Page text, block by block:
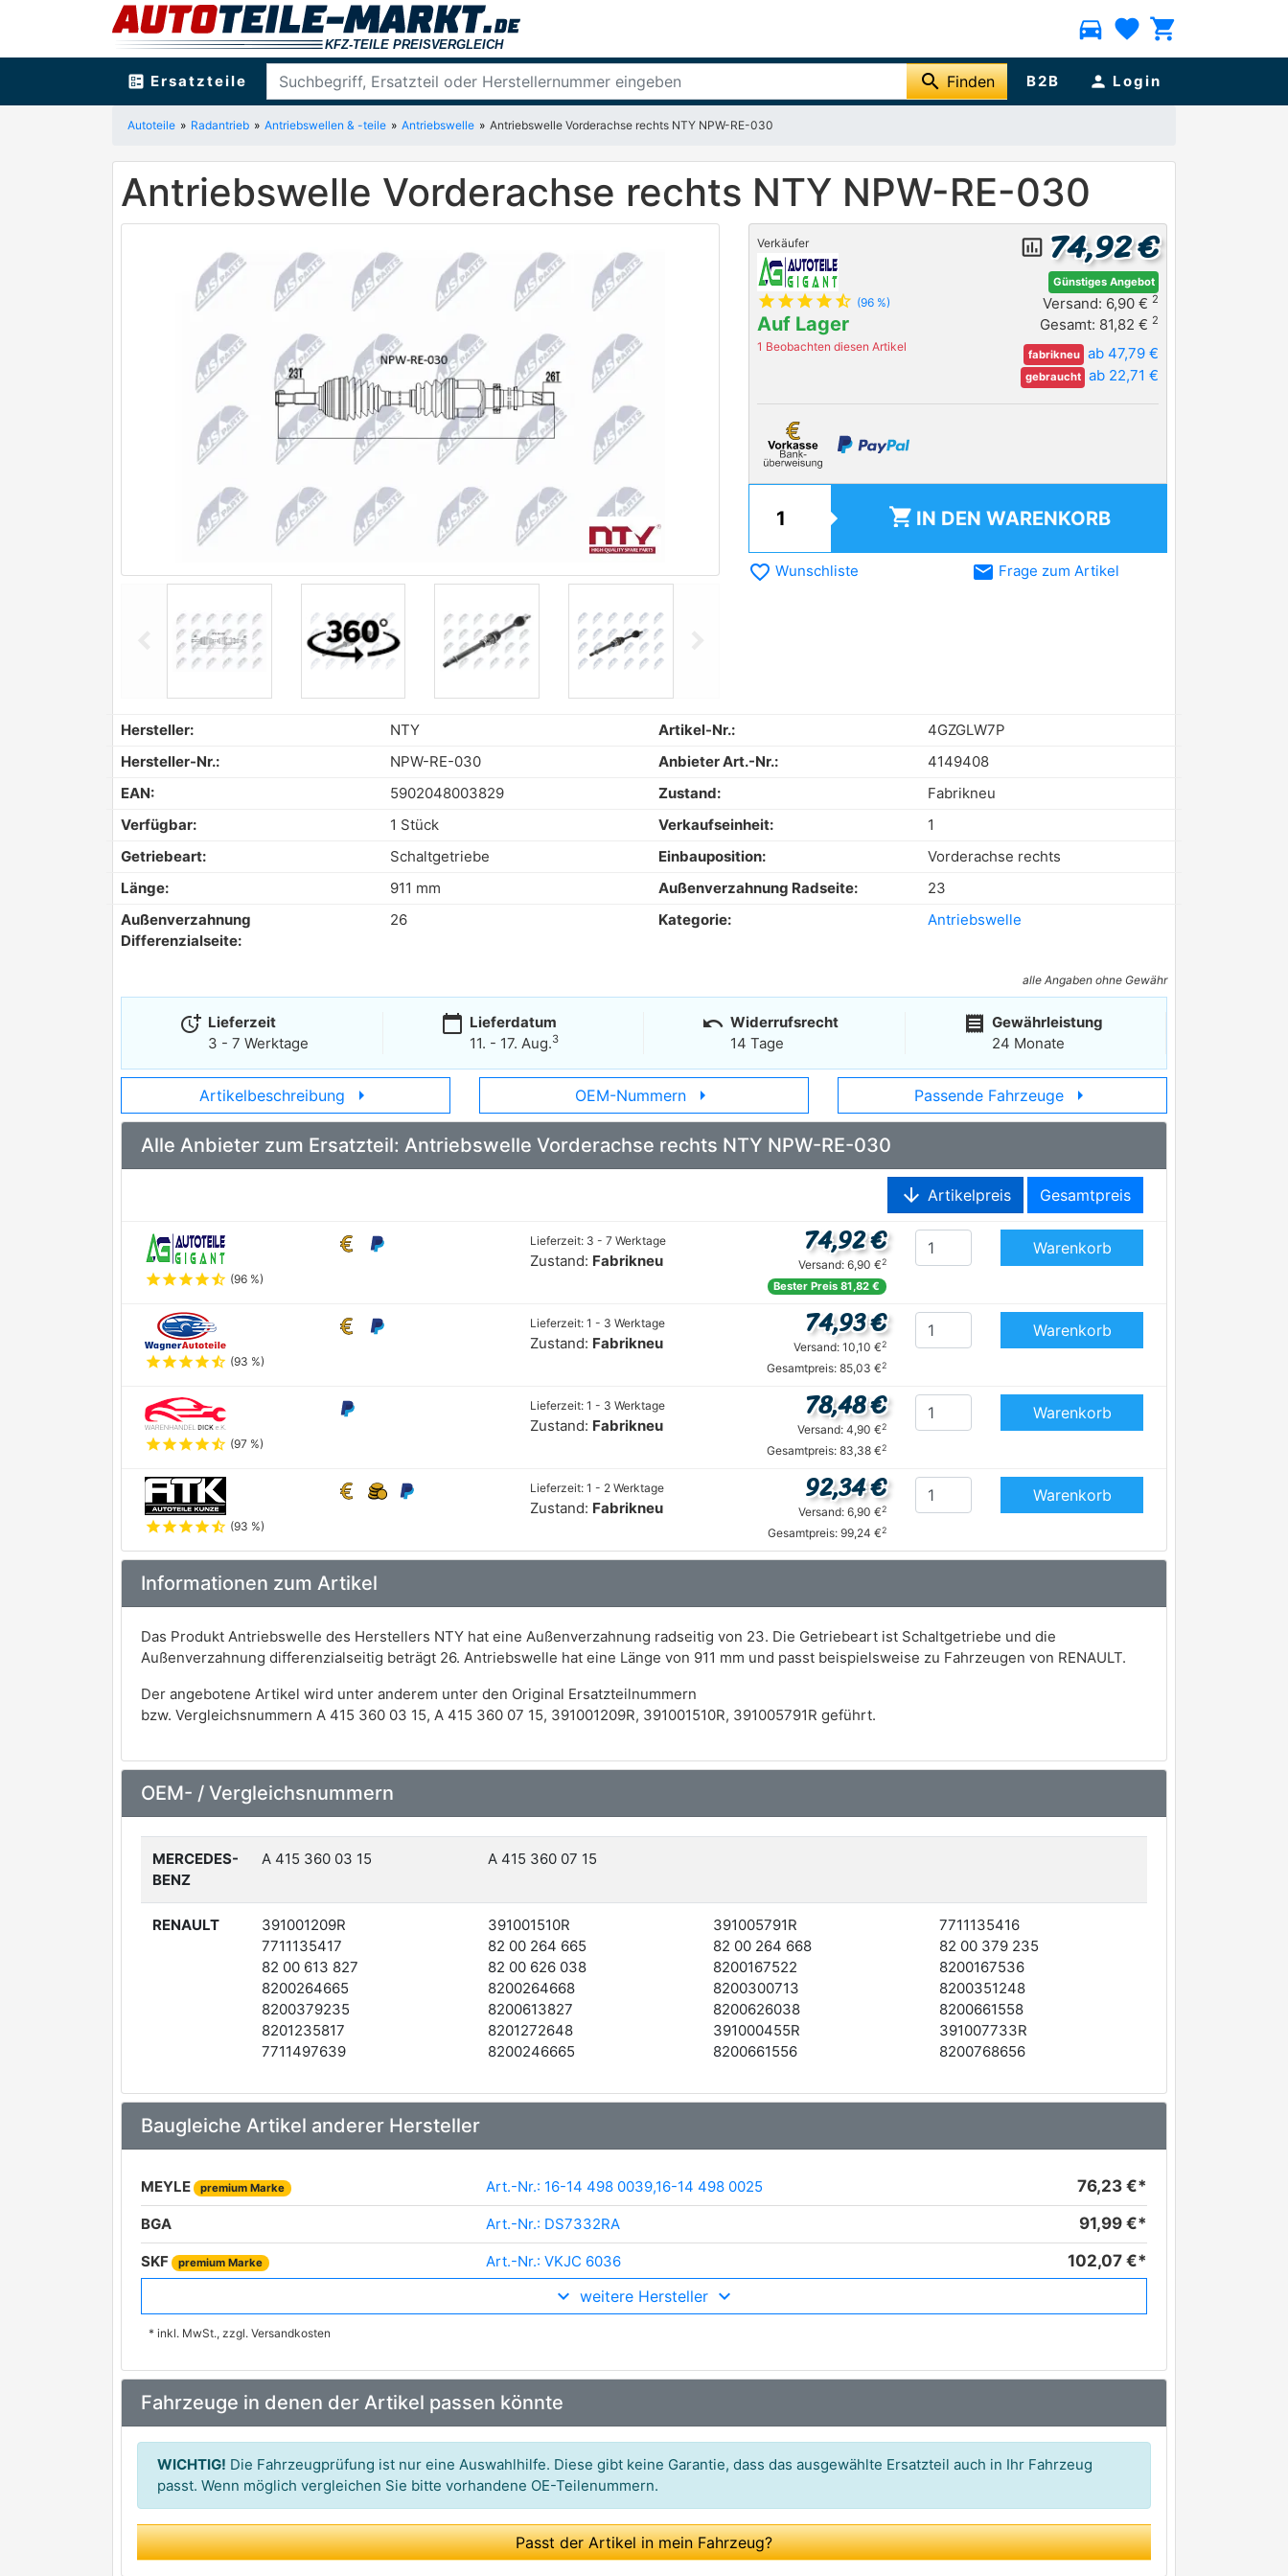
directions_car favorite shopping_cart
ballot Ersatzteile search Finden B2B person Login
Autoteile Radantrieb Antriebswellen & -teile Antriebswelle Antriebswelle Vorderachse rechts NTY NPW-RE-030
Antriebswelle Vorderachse rechts NTY NPW-RE-030
Previous
Verkäufer
star star star star star_half (96 %)
Auf Lager
1 Beobachten diesen Artikel
insert_chart_outlined 74,92 €
Günstiges Angebot
Versand: 6,90 € 2
Gesamt: 81,82 € 2
fabrikneu ab 47,79 €
gebraucht ab 22,71 €
shopping_cart IN DEN WARENKORB
favorite_border Wunschliste email Frage zum Artikel
Hersteller: NTY Artikel-Nr.:
4GZGLW7P
Hersteller-Nr.:
NPW-RE-030 Anbieter Art.-Nr.:
4149408
EAN:
5902048003829 Zustand:
Fabrikneu
Verfügbar:
1 Stück Verkaufseinheit:
1
Getriebeart:
Schaltgetriebe Einbauposition:
Vorderachse rechts
Länge:
911 mm Außenverzahnung Radseite:
23
Außenverzahnung
Differenzialseite:
26 Kategorie: Antriebswelle
alle Angaben ohne Gewähr
more_time Lieferzeit
3 - 7 Werktage
calendar_today Lieferdatum
11. - 17. Aug.3
undo Widerrufsrecht
14 Tage
receipt Gewährleistung
24 Monate
Artikelbeschreibung arrow_right OEM-Nummern arrow_right Passende Fahrzeuge arrow_right
Alle Anbieter zum Ersatzteil: Antriebswelle Vorderachse rechts NTY NPW-RE-030
arrow_downward Artikelpreis Gesamtpreis
starstarstarstarstar_half (96 %)
Lieferzeit: 3 - 7 Werktage
Zustand: Fabrikneu
74,92 €
Versand: 6,90 €2
Bester Preis 81,82 €
Warenkorb
starstarstarstarstar_half (93 %)
Lieferzeit: 1 - 3 Werktage
Zustand: Fabrikneu
74,93 €
Versand: 10,10 €2
Gesamtpreis: 85,03 €2
Warenkorb
starstarstarstarstar_half (97 %)
Lieferzeit: 1 - 3 Werktage
Zustand: Fabrikneu
78,48 €
Versand: 4,90 €2
Gesamtpreis: 83,38 €2
Warenkorb
starstarstarstarstar_half (93 %)
Lieferzeit: 1 - 2 Werktage
Zustand: Fabrikneu
92,34 €
Versand: 6,90 €2
Gesamtpreis: 99,24 €2
Warenkorb
Informationen zum Artikel
Das Produkt Antriebswelle des Herstellers NTY hat eine Außenverzahnung radseitig von 23. Die Getriebeart ist Schaltgetriebe und die
Außenverzahnung differenzialseitig beträgt 26. Antriebswelle hat eine Länge von 911 mm und passt beispielsweise zu Fahrzeugen von RENAULT.
Der angebotene Artikel wird unter anderem unter den Original Ersatzteilnummern
bzw. Vergleichsnummern A 415 360 03 15, A 415 360 07 15, 391001209R, 391001510R, 391005791R geführt.
OEM- / Vergleichsnummern
MERCEDES-
BENZ
A 415 360 03 15 A 415 360 07 15
RENAULT 391001209R 391001510R 391005791R
7711135416
7711135417
82 00 264 665 82 00 264 668
82 00 379 235
82 00 613 827
82 00 626 038 8200167522
8200167536
8200264665
8200264668 8200300713
8200351248
8200379235
8200613827 8200626038
8200661558
8201235817
8201272648 391000455R
391007733R
7711497639
8200246665 8200661556 8200768656
Baugleiche Artikel anderer Hersteller
MEYLE premium Marke Art.-Nr.: 16-14 498 0039,16-14 498 0025 76,23 €*
BGA Art.-Nr.: DS7332RA 91,99 €*
SKF premium Marke Art.-Nr.: VKJC 6036 102,07 €*
Art.-Nr.: DS52272
TRISCAN premium Marke
SPIDAN premium Marke Art.-Nr.: 23740 211,45 €*
CDX Art.-Nr.: 230626
CEVAM Art.-Nr.: 5048Z,1191,1214,6529
CIFAM Art.-Nr.: 655-860
DA SILVA Art.-Nr.: 4430AT
DEPA Art.-Nr.: 3202600
weitere Hersteller
* inkl. MwSt., zzgl. Versandkosten
Fahrzeuge in denen der Artikel passen könnte
WICHTIG! Die Fahrzeugprüfung ist nur eine Auswahlhilfe. Diese gibt keine Garantie, dass das ausgewählte Ersatzteil auch in Ihr Fahrzeug
passt. Wenn möglich vergleichen Sie bitte vorhandene OE-Teilenummern.
Passt der Artikel in mein Fahrzeug?